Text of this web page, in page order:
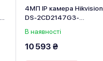
4МП IP камера Hikvision
DS-2CD2147G3-
В наявності
10 593 ₴